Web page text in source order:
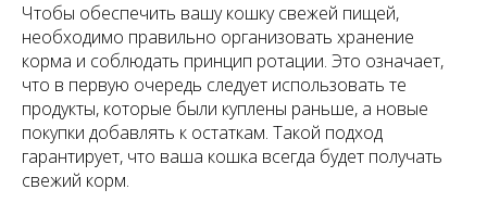
Чтобы обеспечить вашу кошку свежей пищей,
необходимо правильно организовать хранение
корма и соблюдать принцип ротации. Это означает,
что в первую очередь следует использовать те
продукты, которые были куплены раньше, а новые
покупки добавлять к остаткам. Такой подход
гарантирует, что ваша кошка всегда будет получать
свежий корм.